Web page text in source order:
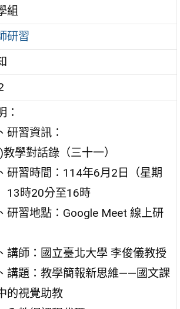
組
研習
：
研習資訊：
教學對話錄（三十一）
研習時間：114年6月2日（星期
13時20分至16時
研習地點：Google Meet 線上研
講師：國立臺北大學 李俊儀教授
講題：教學簡報新思維——國文課
的視覺助教